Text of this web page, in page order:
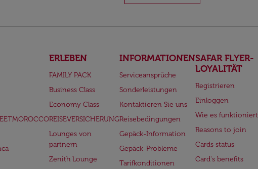
ERLEBEN
FAMILY PACK
Business Class
Economy Class
REISEVERSICHERUNG
Lounges von
partnern
Zenith Lounge
INFORMATIONEN
Serviceansprüche
Sonderleistungen
Kontaktieren Sie uns
Reisebedingungen
Gepäck-Information
Gepäck-Probleme
Tarifkonditionen
SAFAR FLYER-
LOYALITÄT
Registrieren
Einloggen
Wie es funktioniert
Reasons to join
Cards status
Card's benefits